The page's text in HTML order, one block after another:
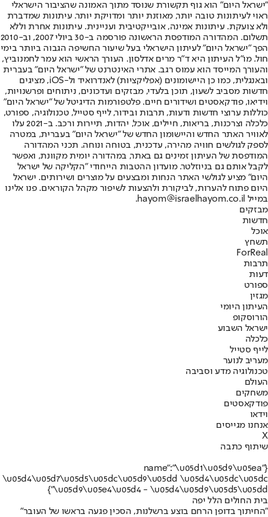
"ישראל היום" הוא גוף תקשורת שנוסד מתוך האמונה שהציבור הישראלי
ראוי לעיתונות טובה יותר, מאוזנת יותר ומדויקת יותר. עיתונות שמדברת
ולא צועקת. עיתונות אמינה, אובייקטיבית ועניינית. עיתונות אחרת וללא
תשלום. המהדורה המודפסת הראשונה פורסמה ב-30 ביולי 2007, וב-2010
הפך "ישראל היום" לעיתון הישראלי בעל שיעור החשיפה הגבוה ביותר בימי
חול. מו"ל העיתון היא ד"ר מרים אדלסון. העורך הראשי הוא עמר לחמנוביץ,
והעורך המייסד הוא עמוס רגב. אתרי האינטרנט של "ישראל היום" בעברית
ובאנגלית, כמו כן היישומונים (אפליקציות) לאנדרואיד ול-iOS, מציגים
חדשות מסביב לשעון, תוכן בלעדי, מבזקים ועדכונים, ניתוחים ופרשנויות,
וידיאו, פודקאסטים ושידורים חיים. פלטפורמות הדיגיטל של "ישראל היום"
כוללות ערוצי חדשות ודעות, תרבות ובידור, לייף סטייל, טכנולוגיה, ספורט,
כלכלה וצרכנות, בריאות, חיילים, אוכל, יהדות, תיירות ורכב. ב-2021 עלו
לאוויר האתר החדש והיישומון החדש של "ישראל היום" בעברית, במטרה
לספק לגולשים חוויה מהירה, עדכנית, בטוחה ונוחה. תכני המהדורה
המודפסת של העיתון זמינים גם באתר, במהדורה יומית מקוונת, ואפשר
לקבל אותם גם בניוזלטר. מועדון ההטבות הייחודי "הקליקה של ישראל
היום" מציע לגולשי האתר הנחות ומבצעים על מוצרים ושירותים. ישראל
היום פתוח להערות, לביקורת ולהצעות לשיפור מקהל הקוראים. פנו אלינו
במייל hayom@israelhayom.co.il.
מבזקים
חדשות
אוכל
תשחץ
ForReal
תרבות
דעות
ספורט
מגזין
העיתון היומי
הורוסקופ
ישראל השבוע
כלכלה
לייף סטייל
מעריב לנוער
טכנולוגיה מדע וסביבה
העולם
משחקים
פודקאסטים
וידאו
אנחנו מגייסים
X
שיתוף כתבה
{"name":"\u05d1\u05d9\u05ea
\u05d4\u05d7\u05d5\u05dc\u05d9\u05dd \u05d4\u05dc\u05dc
\u05d9\u05e4\u05d4 - \u05d4\u05d9\u05d5\u05dd"}
בית החולים הלל יפה
"החיתוך בדופן הרחם בוצע ברשלנות, הסכין פגעה בראשו של העובר"